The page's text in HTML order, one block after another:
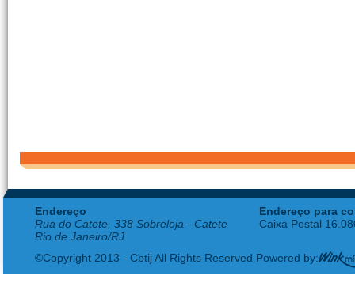
Endereço
Rua do Catete, 338 Sobreloja - Catete
Rio de Janeiro/RJ
Endereço para
Caixa Postal
©Copyright 2013 - Cbtij All Rights Reserved Powered by: